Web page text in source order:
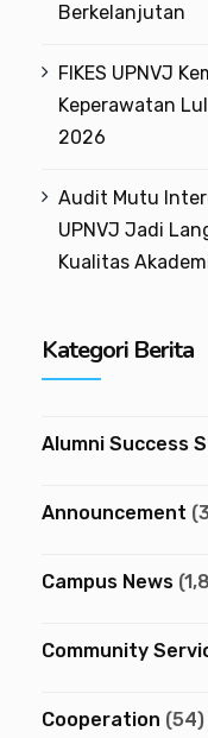
Berkelanjutan
FIKES UPNVJ
Keperawatan
2026
Audit Mutu
UPNVJ Jadi
Kualitas
Kategori Berita
Alumni Success
Announcement
Campus News
Community
Cooperation (54)